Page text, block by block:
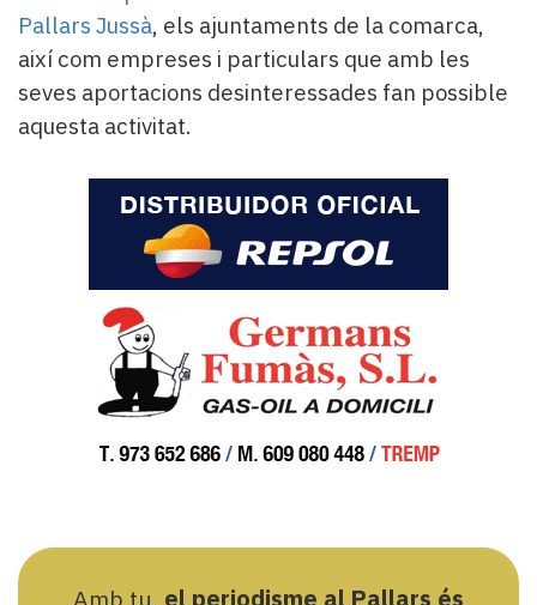
Pallars Jussà, els ajuntaments de la comarca,
així com empreses i particulars que amb les
seves aportacions desinteressades fan possible
aquesta activitat.
Amb tu, el periodisme al Pallars és